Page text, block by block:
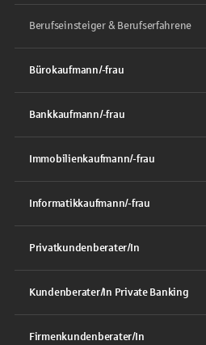
Berufseinsteiger & Berufserfahrene
Bürokaufmann/-frau
Bankkaufmann/-frau
Immobilienkaufmann/-frau
Informatikkaufmann/-frau
Privatkundenberater/In
Kundenberater/In Private Banking
Firmenkundenberater/In